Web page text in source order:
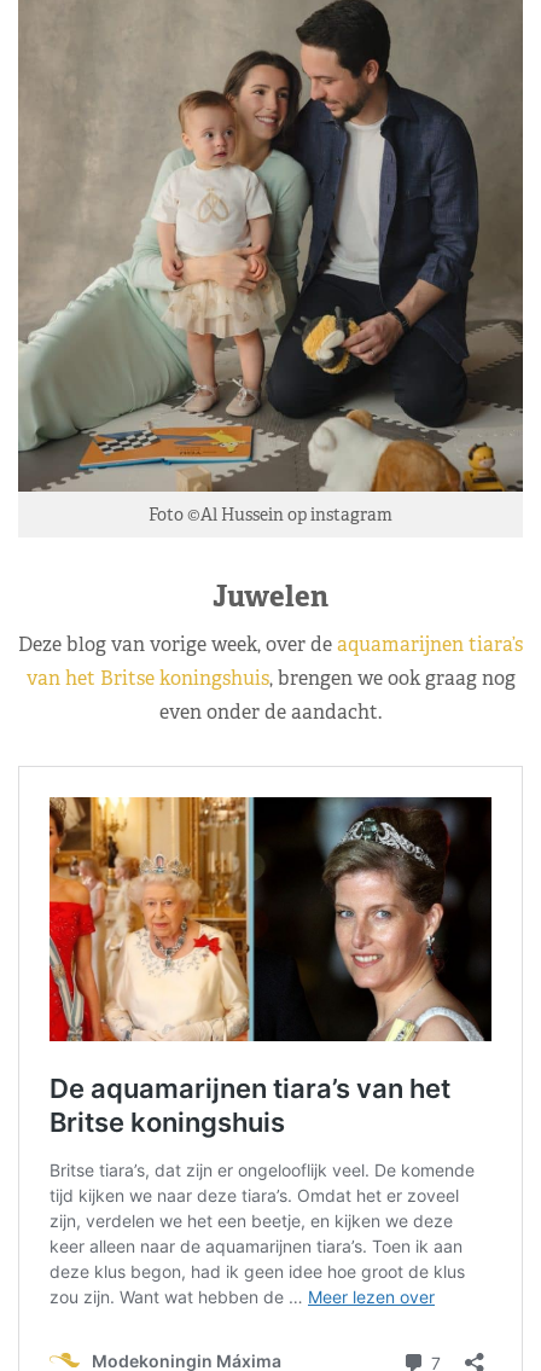
Foto ©Al Hussein op instagram
Juwelen
Deze blog van vorige week, over deaquamarijnen tiara’s
van het Britse koningshuis, brengen we ook graag nog
even onder de aandacht.